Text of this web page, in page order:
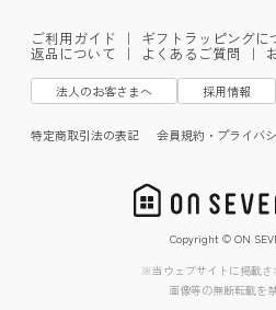
ご利用ガイド ｜ ギフトラッピングに
返品について ｜ よくあるご質問 ｜
法人のお客さまへ 採用情報
特定商取引法の表記 会員規約・プライバ
Copyright © ON
※当ウェブサイトに掲載さ
画像等の無断転載を